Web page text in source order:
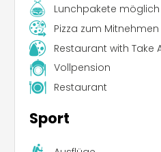
Lunchpakete möglich
Pizza zum Mitnehmen
Restaurant with Take
Vollpension
Restaurant
Sport